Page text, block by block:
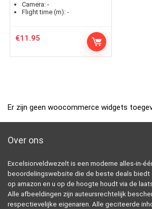
Camera: -
Flight time (m): -
€11.95
Er zijn geen woocommerce widgets
Over ons
Excelsiorveldwezelt is een moderne alles-in-
beoordelingswebsite die de beste deals biedt
op amazon en u op de hoogte houdt via de
Alle afbeeldingen zijn auteursrechtelijk
respectievelijke eigenaren. Alle geciteerde